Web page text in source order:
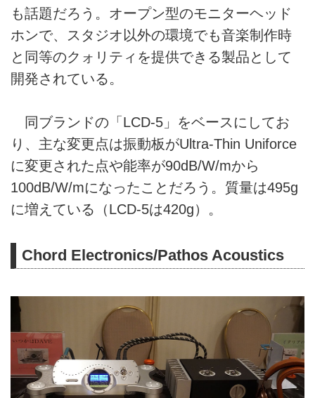
も話題だろう。オープン型のモニターヘッド
ホンで、スタジオ以外の環境でも音楽制作時
と同等のクォリティを提供できる製品として
開発されている。
同ブランドの「LCD-5」をベースにしてお
り、主な変更点は振動板がUltra-Thin Uniforce
に変更された点や能率が90dB/W/mから
100dB/W/mになったことだろう。質量は495g
に増えている（LCD-5は420g）。
Chord Electronics/Pathos Acoustics